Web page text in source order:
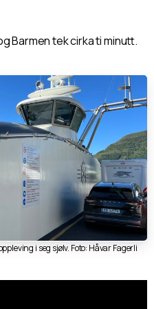
Barmen tek cirka ti minutt.
i seg sjølv. Foto: Håvar Fagerli